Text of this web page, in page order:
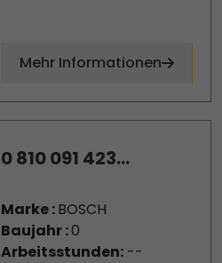
Mehr Informationen
0 810 091 423...
Marke :BOSCH
Baujahr :0
Arbeitsstunden:--